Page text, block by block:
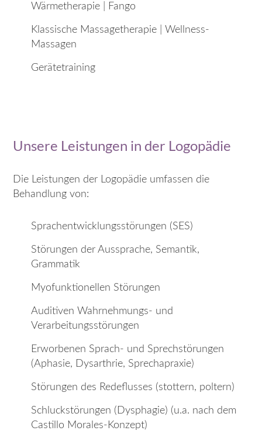
Wärmetherapie | Fango
Klassische Massagetherapie | Wellness-
Massagen
Gerätetraining
Unsere Leistungen in der Logopädie
Die Leistungen der Logopädie umfassen die
Behandlung von:
Sprachentwicklungsstörungen (SES)
Störungen der Aussprache, Semantik,
Grammatik
Myofunktionellen Störungen
Auditiven Wahrnehmungs- und
Verarbeitungsstörungen
Erworbenen Sprach- und Sprechstörungen
(Aphasie, Dysarthrie, Sprechapraxie)
Störungen des Redeflusses (stottern, poltern)
Schluckstörungen (Dysphagie) (u.a. nach dem
Castillo Morales-Konzept)